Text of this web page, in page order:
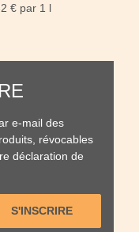
€ par 1 l
e-mail des
révocables
déclaration de
S'INSCRIRE